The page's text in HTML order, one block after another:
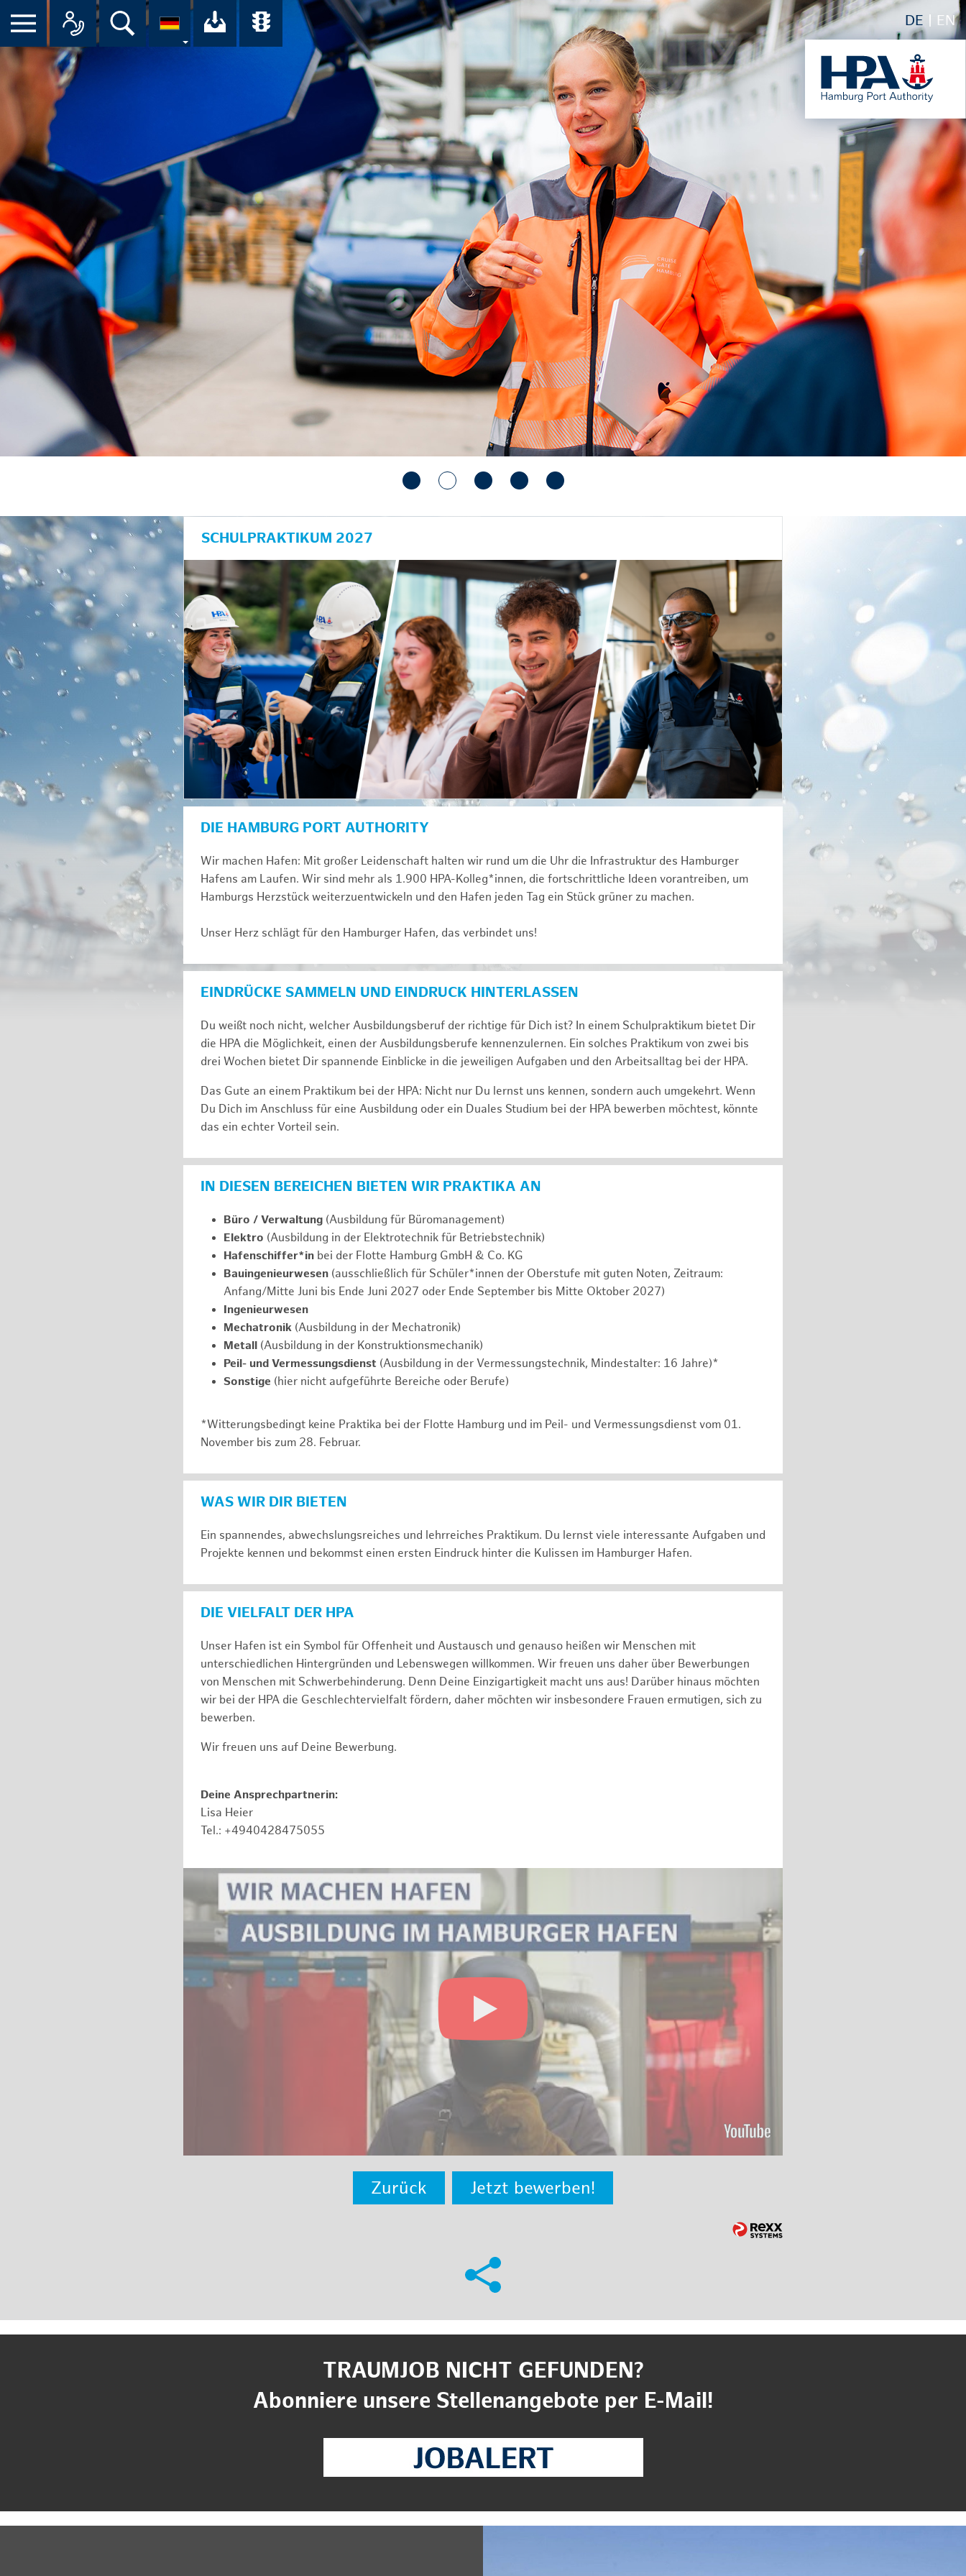
DE EN
Suche Ihr Download-Center der HPA
Übersicht aller Verkehrsmeldungen im Hafen am
SCHULPRAKTIKUM 2027
DIE HAMBURG PORT AUTHORITY
Wir machen Hafen: Mit großer Leidenschaft halten wir rund um die Uhr die Infrastruktur des Hamburger
Hafens am Laufen. Wir sind mehr als 1.900 HPA-Kolleg*innen, die fortschrittliche Ideen vorantreiben, um
Hamburgs Herzstück weiterzuentwickeln und den Hafen jeden Tag ein Stück grüner zu machen.
Unser Herz schlägt für den Hamburger Hafen, das verbindet uns!
EINDRÜCKE SAMMELN UND EINDRUCK HINTERLASSEN
Du weißt noch nicht, welcher Ausbildungsberuf der richtige für Dich ist? In einem Schulpraktikum bietet Dir
die HPA die Möglichkeit, einen der Ausbildungsberufe kennenzulernen. Ein solches Prak­ti­kum von zwei bis
drei Wochen bie­tet Dir span­nen­de Ein­bli­cke in die jeweiligen Aufgaben und den Ar­beits­all­tag bei der HPA.
Das Gute an einem Praktikum bei der HPA: Nicht nur Du lernst uns ken­nen, son­dern auch um­ge­kehrt. Wenn
Du Dich im An­schluss für eine Aus­bil­dung oder ein Duales Studium bei der HPA be­wer­ben möch­test, könnte
das ein ech­ter Vor­teil sein.
IN DIESEN BEREICHEN BIETEN WIR PRAKTIKA AN
Büro / Verwaltung (Ausbildung für Büromanagement)
Elektro (Ausbildung in der Elektrotechnik für Betriebstechnik)
Hafenschiffer*in bei der Flotte Hamburg GmbH & Co. KG
Bauingenieurwesen (ausschließlich für Schüler*innen der Oberstufe mit guten Noten, Zeitraum:
Anfang/Mitte Juni bis Ende Juni 2027 oder Ende September bis Mitte Oktober 2027)
Ingenieurwesen
Mechatronik (Ausbildung in der Mechatronik)
Metall (Ausbildung in der Konstruktionsmechanik)
Peil- und Vermessungsdienst (Ausbildung in der Vermessungstechnik, Mindestalter: 16 Jahre)*
Sonstige (hier nicht aufgeführte Bereiche oder Berufe)
*Witterungsbedingt keine Praktika bei der Flotte Hamburg und im Peil- und Vermessungsdienst vom 01.
November bis zum 28. Februar.
WAS WIR DIR BIETEN
Ein spannendes, abwechslungsreiches und lehrreiches Praktikum. Du lernst viele interessante Aufgaben und
Projekte kennen und bekommst einen ersten Eindruck hinter die Kulissen im Hamburger Hafen.
DIE VIELFALT DER HPA
Unser Hafen ist ein Symbol für Offenheit und Austausch und genauso heißen wir Menschen mit
unterschiedlichen Hintergründen und Lebenswegen willkommen. Wir freuen uns daher über Bewerbungen
von Menschen mit Schwerbehinderung. Denn Deine Einzigartigkeit macht uns aus! Darüber hinaus möchten
wir bei der HPA die Geschlechtervielfalt fördern, daher möchten wir insbesondere Frauen ermutigen, sich zu
bewerben.
Wir freuen uns auf Deine Bewerbung.
Deine Ansprechpartnerin:
Lisa Heier
Tel.: +4940428475055
Zurück Jetzt bewerben!
TRAUMJOB NICHT GEFUNDEN?
Abonniere unsere Stellenangebote per E-Mail!